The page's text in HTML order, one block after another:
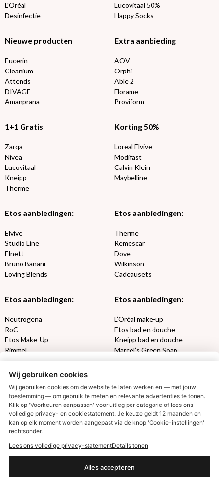
L'Oréal
Desinfectie
Lucovitaal 50%
Happy Socks
Nieuwe producten
Eucerin
Cleanium
Attends
DIVAGE
Amanprana
Extra aanbieding
AOV
Orphi
Able 2
Florame
Proviform
1+1 Gratis
Zarqa
Nivea
Lucovitaal
Kneipp
Therme
Korting 50%
Loreal Elvive
Modifast
Calvin Klein
Maybelline
Etos aanbiedingen:
Elvive
Studio Line
Elnett
Bruno Banani
Loving Blends
Etos aanbiedingen:
Therme
Remescar
Dove
Wilkinson
Cadeausets
Etos aanbiedingen:
Neutrogena
RoC
Etos Make-Up
Rimmel
Max Factor
Etos aanbiedingen:
L’Oréal make-up
Etos bad en douche
Kneipp bad en douche
Marcel’s Green Soap
Oral-B
Etos aanbiedingen:
Aussie
Gillette
Gezichtsverzorging
Wella
Syoss
DETOXEN
Always
Libresse
Gliss Kur
Etos billendoekjes
Wij gebruiken cookies
Wij gebruiken cookies om de website te laten werken en — met jouw
toestemming — om gebruik te meten en relevante advertenties te tonen.
Klik op 'Voorkeuren aanpassen' voor uitleg per categorie of lees ons
volledige privacy- en cookiestatement. Je keuze geldt 12 maanden en
kan op elk moment worden aangepast via de knop 'Cookie-instellingen'
rechtsonder.
Lees ons volledige privacy-statementDetails tonen
Alles accepteren
€2,50 korting?
Ja, ik wil korting